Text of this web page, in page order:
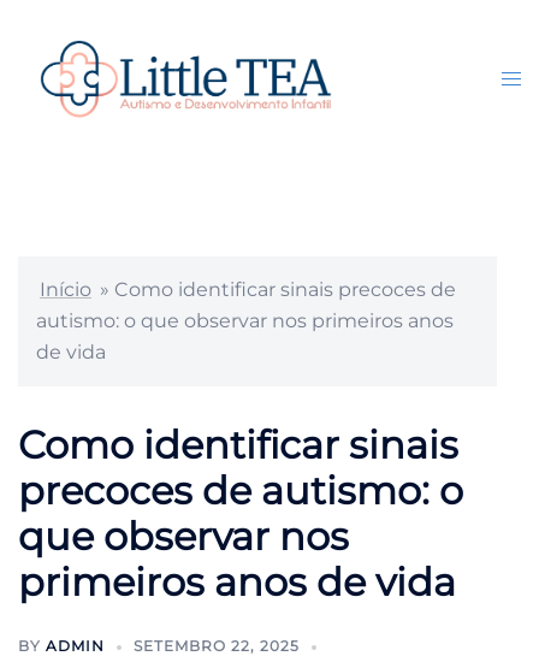
conteúdo
Search
Início » Como identificar sinais precoces de
autismo: o que observar nos primeiros anos
de vida
Como identificar sinais
precoces de autismo: o
que observar nos
primeiros anos de vida
BY ADMIN
SETEMBRO 22, 2025